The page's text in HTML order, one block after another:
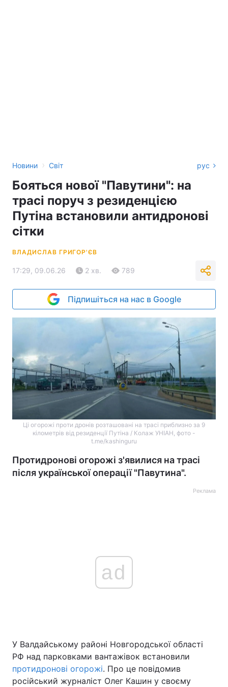
Новини › Світ рус
Бояться нової "Павутини": на
трасі поруч з резиденцією
Путіна встановили антидронові
сітки
ВЛАДИСЛАВ ГРИГОР'ЄВ
17:29, 09.06.26 2 хв. 789
Підпишіться на нас в Google
Ці огорожі проти дронів розташовані на трасі приблизно за 9
кілометрів від резиденції Путіна / Колаж УНІАН, фото -
t.me/kashinguru
Протидронові огорожі з'явилися на трасі
після української операції "Павутина".
Реклама
ad
У Валдайському районі Новгородської області
РФ над парковками вантажівок встановили
протидронові огорожі. Про це повідомив
російський журналіст Олег Кашин у своєму